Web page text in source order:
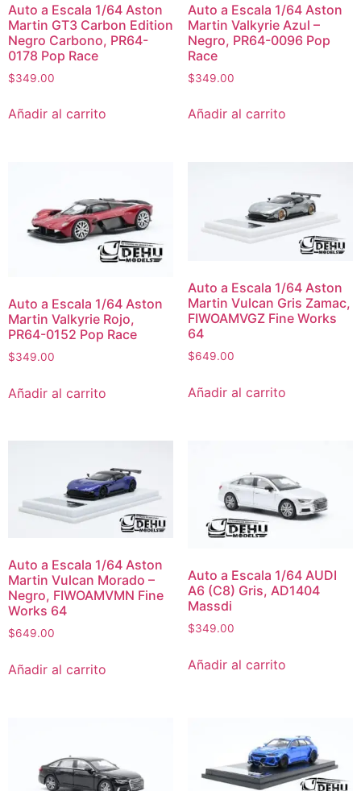
Auto a Escala 1/64 Aston
Martin GT3 Carbon Edition
Negro Carbono, PR64-
0178 Pop Race
$349.00
Añadir al carrito
Auto a Escala 1/64 Aston
Martin Valkyrie Azul –
Negro, PR64-0096 Pop
Race
$349.00
Añadir al carrito
Auto a Escala 1/64 Aston
Martin Valkyrie Rojo,
PR64-0152 Pop Race
$349.00
Añadir al carrito
Auto a Escala 1/64 Aston
Martin Vulcan Gris Zamac,
FIWOAMVGZ Fine Works
64
$649.00
Añadir al carrito
Auto a Escala 1/64 Aston
Martin Vulcan Morado –
Negro, FIWOAMVMN Fine
Works 64
$649.00
Añadir al carrito
Auto a Escala 1/64 AUDI
A6 (C8) Gris, AD1404
Massdi
$349.00
Añadir al carrito